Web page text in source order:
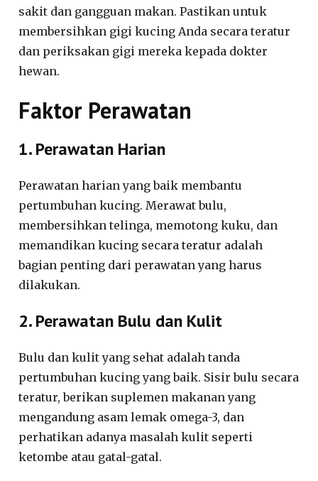
sakit dan gangguan makan. Pastikan untuk
membersihkan gigi kucing Anda secara teratur
dan periksakan gigi mereka kepada dokter
hewan.
Faktor Perawatan
1. Perawatan Harian
Perawatan harian yang baik membantu
pertumbuhan kucing. Merawat bulu,
membersihkan telinga, memotong kuku, dan
memandikan kucing secara teratur adalah
bagian penting dari perawatan yang harus
dilakukan.
2. Perawatan Bulu dan Kulit
Bulu dan kulit yang sehat adalah tanda
pertumbuhan kucing yang baik. Sisir bulu secara
teratur, berikan suplemen makanan yang
mengandung asam lemak omega-3, dan
perhatikan adanya masalah kulit seperti
ketombe atau gatal-gatal.